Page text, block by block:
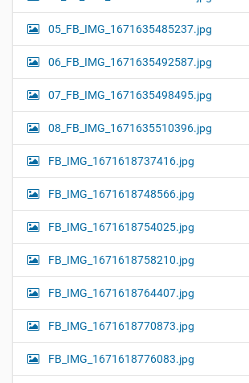
05_FB_IMG_1671635485237.jpg
06_FB_IMG_1671635492587.jpg
07_FB_IMG_1671635498495.jpg
08_FB_IMG_1671635510396.jpg
FB_IMG_1671618737416.jpg
FB_IMG_1671618748566.jpg
FB_IMG_1671618754025.jpg
FB_IMG_1671618758210.jpg
FB_IMG_1671618764407.jpg
FB_IMG_1671618770873.jpg
FB_IMG_1671618776083.jpg